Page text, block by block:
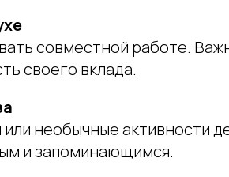
совместной работе.
своего вклада.
необычные активности
и запоминающимся.